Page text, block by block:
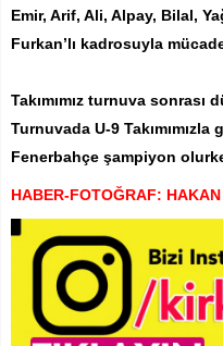
Emir, Arif, Ali, Alpay, Bilal,
Furkan’lı kadrosuyla
Takımımız turnuva sonrası
Turnuvada U-9
Fenerbahçe şampiyon
HABER-FOTOĞRAF: